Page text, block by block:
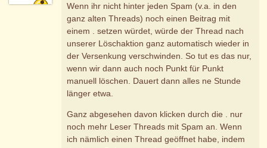
Wenn ihr nicht hinter jeden Spam (v.a. in den
ganz alten Threads) noch einen Beitrag mit
einem . setzen würdet, würde der Thread nach
unserer Löschaktion ganz automatisch wieder in
der Versenkung verschwinden. So tut es das nur,
wenn wir dann auch noch Punkt für Punkt
manuell löschen. Dauert dann alles ne Stunde
länger etwa.
Ganz abgesehen davon klicken durch die . nur
noch mehr Leser Threads mit Spam an. Wenn
ich nämlich einen Thread geöffnet habe, indem